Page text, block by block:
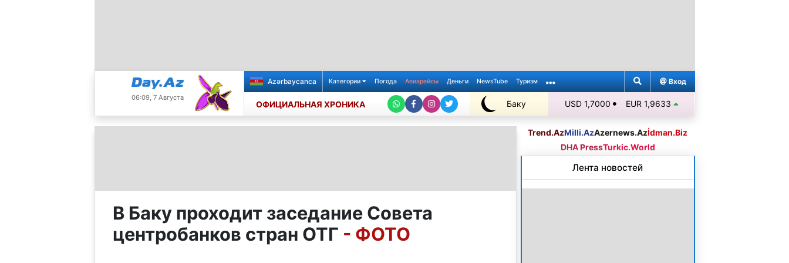
06:09, 7 Августа
Azərbaycanca Категории Погода Авиарейсы Деньги NewsTube Туризм Вход
ОФИЦИАЛЬНАЯ ХРОНИКА Баку
+26℃
USD 1,7000 EUR 1,9633
В Баку проходит заседание Совета
центробанков стран ОТГ - ФОТО
Trend.AzMilli.AzAzernews.Azİdman.Biz
DHA PressTurkic.World
Лента новостей